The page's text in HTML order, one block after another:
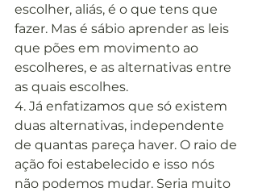
escolher, aliás, é o que tens que
fazer. Mas é sábio aprender as leis
que pões em movimento ao
escolheres, e as alternativas entre
as quais escolhes.
4. Já enfatizamos que só existem
duas alternativas, independente
de quantas pareça haver. O raio de
ação foi estabelecido e isso nós
não podemos mudar. Seria muito